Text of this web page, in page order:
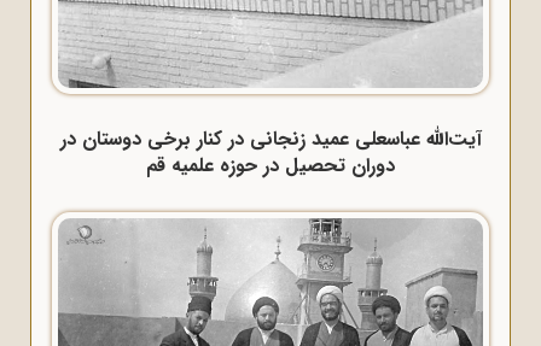
آیت‌الله عباسعلی عمید زنجانی در کنار برخی دوستان در
دوران تحصیل در حوزه علمیه قم